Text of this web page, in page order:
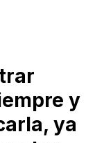
y
ya